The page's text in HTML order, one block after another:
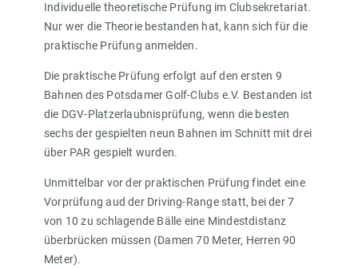
Individuelle theoretische Prüfung im Clubsekretariat.
Nur wer die Theorie bestanden hat, kann sich für die
praktische Prüfung anmelden.
Die praktische Prüfung erfolgt auf den ersten 9
Bahnen des Potsdamer Golf-Clubs e.V. Bestanden ist
die DGV-Platzerlaubnisprüfung, wenn die besten
sechs der gespielten neun Bahnen im Schnitt mit drei
über PAR gespielt wurden.
Unmittelbar vor der praktischen Prüfung findet eine
Vorprüfung aud der Driving-Range statt, bei der 7
von 10 zu schlagende Bälle eine Mindestdistanz
überbrücken müssen (Damen 70 Meter, Herren 90
Meter).